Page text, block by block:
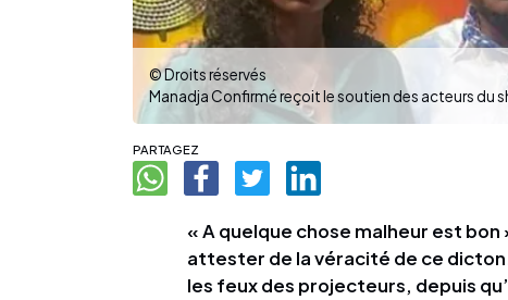
© Droits réservés
Manadja Confirmé reçoit le soutien des acteurs du
PARTAGEZ
« A quelque chose malheur est
attester de la véracité de ce
les feux des projecteurs, depuis